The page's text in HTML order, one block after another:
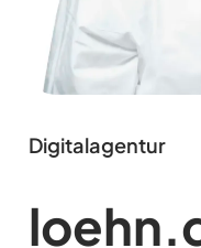
Digitalagentur